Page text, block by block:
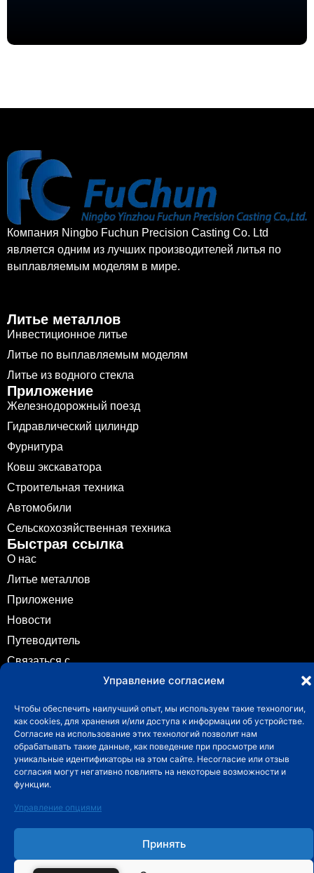
Управление согласием
Чтобы обеспечить наилучший опыт, мы используем такие технологии,
как cookies, для хранения и/или доступа к информации об устройстве.
Согласие на использование этих технологий позволит нам
обрабатывать такие данные, как поведение при просмотре или
уникальные идентификаторы на этом сайте. Несогласие или отзыв
согласия могут негативно повлиять на некоторые возможности и
функции.
Управление опциями
Принять
Компания Ningbo Fuchun Precision Casting Co. Ltd
является одним из лучших производителей литья по
выплавляемым моделям в мире.
Литье металлов
Инвестиционное литье
Литье по выплавляемым моделям
Литье из водного стекла
Приложение
Железнодорожный поезд
Гидравлический цилиндр
Фурнитура
Ковш экскаватора
Строительная техника
Автомобили
Сельскохозяйственная техника
Быстрая ссылка
О нас
Литье металлов
Приложение
Новости
Путеводитель
Связаться с
0086-574-89017169
Деревня Лиси, город Хэнси, район Иньчжоу, Нинбо,
Чжэцзян, Китай
Copyright © 2025, FUCHUN Precision Casting CO., LTD